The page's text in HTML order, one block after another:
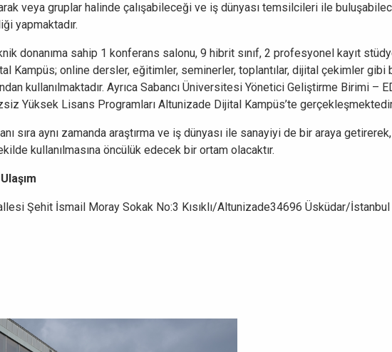
veya gruplar halinde çalışabileceği ve iş dünyası temsilcileri ile
yapmaktadır.
donanıma sahip 1 konferans salonu, 9 hibrit sınıf, 2 profesyonel kayıt
Kampüs; online dersler, eğitimler, seminerler, toplantılar, dijital çekimler gibi
kullanılmaktadır. Ayrıca Sabancı Üniversitesi Yönetici Geliştirme Birimi –
Yüksek Lisans Programları Altunizade Dijital Kampüs’te
sıra aynı zamanda araştırma ve iş dünyası ile sanayiyi de bir araya
kullanılmasına öncülük edecek bir ortam olacaktır.
Şehit İsmail Moray Sokak No:3 Kısıklı/Altunizade34696 Üsküdar/İstanbul